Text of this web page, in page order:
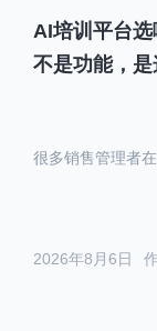
AI培训平台
不是功能，
2026年8月6日
很多销售管理者